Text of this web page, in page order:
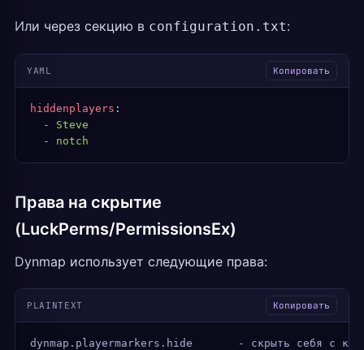
Или через секцию в configuration.txt:
YAML Копировать
hiddenplayers :
  -
Steve
  -
notch
Права на скрытие
(LuckPerms/PermissionsEx)
Dynmap использует следующие права:
PLAINTEXT Копировать
dynmap.playermarkers.hide       - скрыть себя с